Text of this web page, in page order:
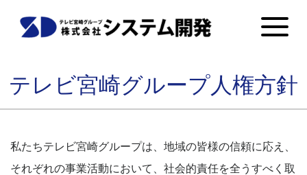
テレビ宮崎グループ人権方針
私たちテレビ宮崎グループは、地域の皆様の信頼に応え、
それぞれの事業活動において、社会的責任を全うすべく取